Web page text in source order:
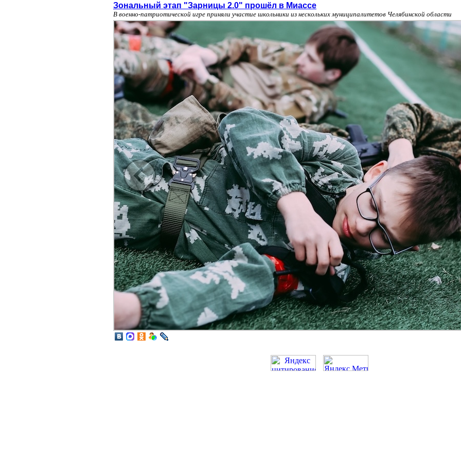
Зональный этап "Зарницы 2.0" прошёл в Миассе
В военно-патриотической игре приняли участие школьники из нескольких муниципалитетов Челябинской области